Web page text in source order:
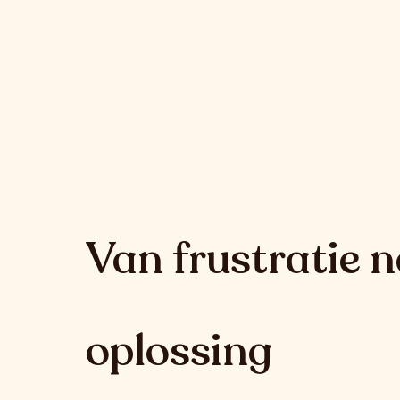
Van frustratie
oplossing